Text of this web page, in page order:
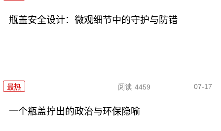
瓶盖安全设计：微观细节中的守护与防错
最热 阅读 4459 07-17
一个瓶盖拧出的政治与环保隐喻